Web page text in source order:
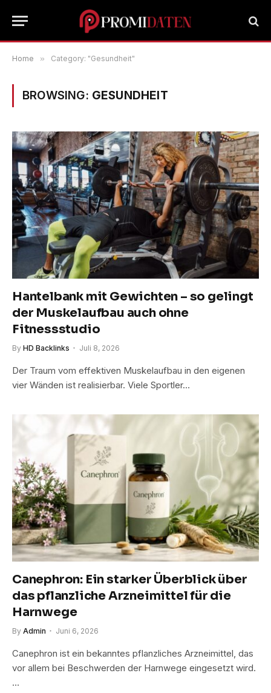
Home » Category: "Gesundheit"
BROWSING: GESUNDHEIT
Hantelbank mit Gewichten – so gelingt
der Muskelaufbau auch ohne
Fitnessstudio
By HD Backlinks Juli 8, 2026
Der Traum vom effektiven Muskelaufbau in den eigenen
vier Wänden ist realisierbar. Viele Sportler…
Canephron: Ein starker Überblick über
das pflanzliche Arzneimittel für die
Harnwege
By Admin Juni 6, 2026
Canephron ist ein bekanntes pflanzliches Arzneimittel, das
vor allem bei Beschwerden der Harnwege eingesetzt wird.
…